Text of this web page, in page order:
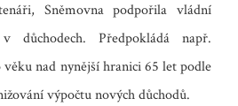
Sněmovna podpořila vládní
důchodech. Předpokládá např.
nad nynější hranici 65 let podle
výpočtu nových důchodů.